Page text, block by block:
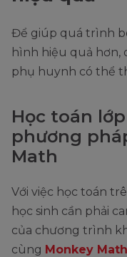
Để giúp quá trình
hình hiệu quả hơn,
phụ huynh có thể
Học toán
phương
Math
Với việc học toán
học sinh cần phải
của chương trình
cùng Monkey Math